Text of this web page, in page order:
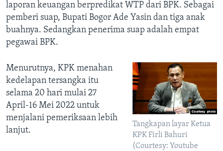
laporan keuangan berpredikat WTP dari BPK. Sebagai
pemberi suap, Bupati Bogor Ade Yasin dan tiga anak
buahnya. Sedangkan penerima suap adalah empat
pegawai BPK.
Tangkapan layar Ketua
KPK Firli Bahuri
(Courtesy: Youtube
Menurutnya, KPK menahan
kedelapan tersangka itu
selama 20 hari mulai 27
April-16 Mei 2022 untuk
menjalani pemeriksaan lebih
lanjut.